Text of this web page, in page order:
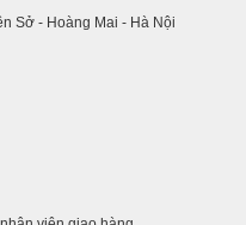
Sở - Hoàng Mai - Hà Nội